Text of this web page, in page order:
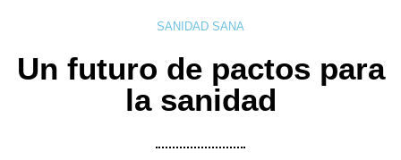
SANIDAD SANA
Un futuro de pactos para
la sanidad